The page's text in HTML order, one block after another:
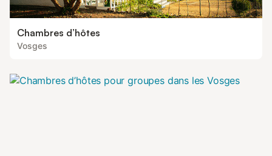
Chambres d’hôtes
Vosges